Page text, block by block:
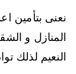
نعنى بتأمين
المنازل و
النعيم لذلك